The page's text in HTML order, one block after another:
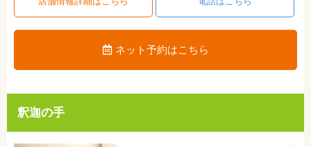
ネット予約はこちら
釈迦の手